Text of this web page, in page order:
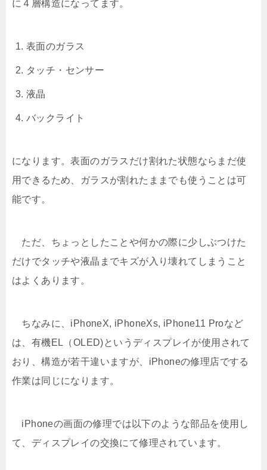
に４層構造になってます。
表面のガラス
タッチ・センサー
液晶
バックライト
になります。表面のガラスだけ割れた状態ならまだ使
用できるため、ガラスが割れたままでも使うことは可
能です。
ただ、ちょっとしたことや何かの際に少しぶつけた
だけでタッチや液晶までキズが入り壊れてしまうこと
はよくあります。
ちなみに、iPhoneX, iPhoneXs, iPhone11 Proなど
は、有機EL（OLED)というディスプレイが使用されて
おり、構造が若干違いますが、iPhoneの修理店でする
作業は同じになります。
iPhoneの画面の修理では以下のような部品を使用し
て、ディスプレイの交換にて修理されています。